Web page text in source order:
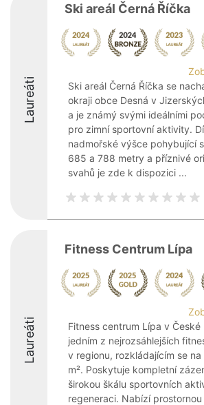
Laureáti
Ski areál Černá Říčka
Ski areál Černá Říčka se
okraji obce Desná v
a je známý svými ideálními
pro zimní sportovní aktivity.
nadmořské výšce pohybující
685 a 788 metry a příznivé
svahů je zde k dispozici ...
Laureáti
Fitness Centrum Lípa
Fitness centrum Lípa v České
jedním z nejrozsáhlejších
v regionu, rozkládajícím se
m². Poskytuje kompletní
širokou škálu sportovních
regeneraci. Nabízí prostornou